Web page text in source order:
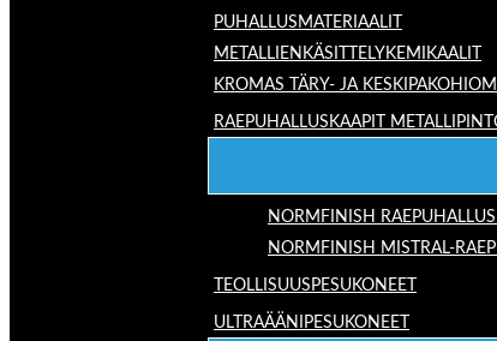
PUHALLUSMATERIAALIT
METALLIENKÄSITTELYKEMIKAALIT
KROMAS TÄRY- JA
RAEPUHALLUSKAAPIT
NORMFINISH
NORMFINISH MISTRAL-
TEOLLISUUSPESUKONEET
ULTRAÄÄNIPESUKONEET